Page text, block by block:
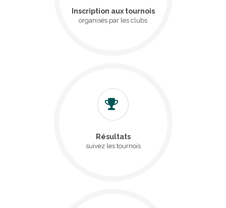
Inscription aux tournois
organisés par les clubs
Résultats
suivez les tournois